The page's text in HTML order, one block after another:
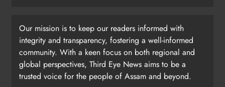
Our mission is to keep our readers informed with
integrity and transparency, fostering a well-informed
community. With a keen focus on both regional and
global perspectives, Third Eye News aims to be a
trusted voice for the people of Assam and beyond.